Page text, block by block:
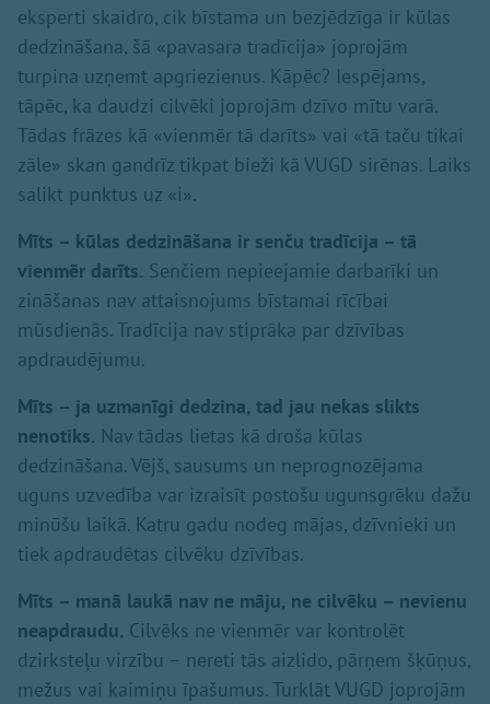
eksperti skaidro, cik bīstama un bezjēdzīga ir kūlas
dedzināšana, šā «pavasara tradīcija» joprojām
turpina uzņemt apgriezienus. Kāpēc? Iespējams,
tāpēc, ka daudzi cilvēki joprojām dzīvo mītu varā.
Tādas frāzes kā «vienmēr tā darīts» vai «tā taču tikai
zāle» skan gandrīz tikpat bieži kā VUGD sirēnas. Laiks
salikt punktus uz «i».
Mīts – kūlas dedzināšana ir senču tradīcija – tā
vienmēr darīts. Senčiem nepieejamie darbarīki un
zināšanas nav attaisnojums bīstamai rīcībai
mūsdienās. Tradīcija nav stiprāka par dzīvības
apdraudējumu.
Mīts – ja uzmanīgi dedzina, tad jau nekas slikts
nenotiks. Nav tādas lietas kā droša kūlas
dedzināšana. Vējš, sausums un neprognozējama
uguns uzvedība var izraisīt postošu ugunsgrēku dažu
minūšu laikā. Katru gadu nodeg mājas, dzīvnieki un
tiek apdraudētas cilvēku dzīvības.
Mīts – manā laukā nav ne māju, ne cilvēku – nevienu
neapdraudu. Cilvēks ne vienmēr var kontrolēt
dzirksteļu virzību – nereti tās aizlido, pārņem šķūņus,
mežus vai kaimiņu īpašumus. Turklāt VUGD joprojām